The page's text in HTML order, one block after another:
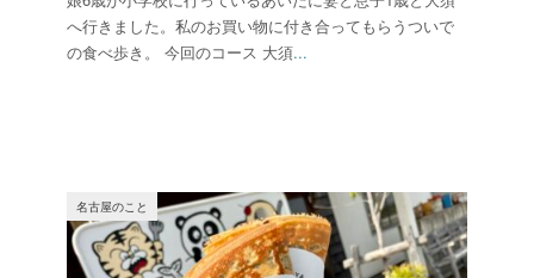
へ行きました。私のお買い物に付き合ってもらうついで
の食べ歩き。 今回のコース 大須...
名古屋のこと